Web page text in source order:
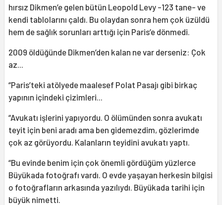
hırsız Dikmen’e gelen bütün Leopold Levy -123 tane- ve
kendi tablolarını çaldı. Bu olaydan sonra hem çok üzüldü
hem de sağlık sorunları arttığı için Paris’e dönmedi.
2009 öldüğünde Dikmen’den kalan ne var derseniz: Çok
az...
“Paris’teki atölyede maalesef Polat Pasajı gibi birkaç
yapının içindeki çizimleri...
“Avukatı işlerini yapıyordu. O ölümünden sonra avukatı
teyit için beni aradı ama ben gidemezdim, gözlerimde
çok az görüyordu. Kalanların teyidini avukatı yaptı.
“Bu evinde benim için çok önemli gördüğüm yüzlerce
Büyükada fotoğrafı vardı. O evde yaşayan herkesin bilgisi
o fotoğrafların arkasında yazılıydı. Büyükada tarihi için
büyük nimetti.